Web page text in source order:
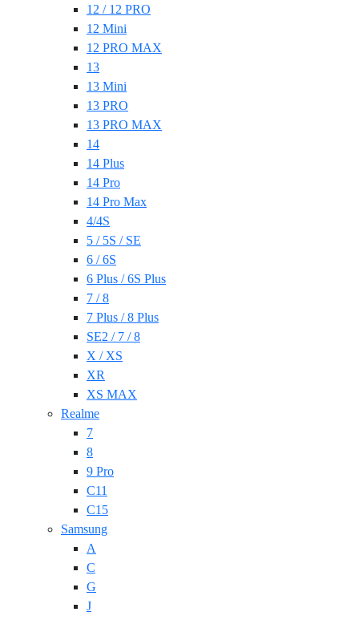
12 / 12 PRO
12 Mini
12 PRO MAX
13
13 Mini
13 PRO
13 PRO MAX
14
14 Plus
14 Pro
14 Pro Max
4/4S
5 / 5S / SE
6 / 6S
6 Plus / 6S Plus
7 / 8
7 Plus / 8 Plus
SE2 / 7 / 8
X / XS
XR
XS MAX
Realme
7
8
9 Pro
C11
C15
Samsung
A
C
G
J